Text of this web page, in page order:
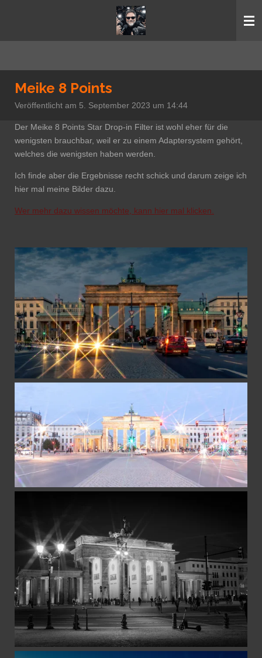
Meike 8 Points
Veröffentlicht am 5. September 2023 um 14:44
Der Meike 8 Points Star Drop-in Filter ist wohl eher für die
wenigsten brauchbar, weil er zu einem Adaptersystem gehört,
welches die wenigsten haben werden.
Ich finde aber die Ergebnisse recht schick und darum zeige ich
hier mal meine Bilder dazu.
Wer mehr dazu wissen möchte, kann hier mal klicken.